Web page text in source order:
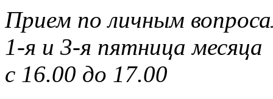
Прием по личным
1-я и 3-я пятница месяца
с 16.00 до 17.00